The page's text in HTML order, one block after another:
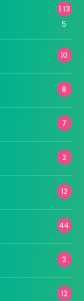
1.13
5
10
8
7
2
12
44
3
12